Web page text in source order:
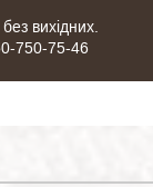
вихідних.
750-75-46